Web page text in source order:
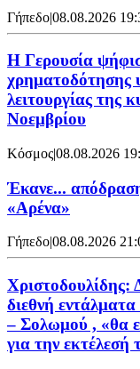
Γήπεδο|08.08.2026
Η Γερουσία
χρηματοδότησης
λειτουργίας της
Νοεμβρίου
Κόσμος|08.08.2026
Έκανε...
«Αρένα»
Γήπεδο|08.08.2026
Χριστοδουλίδης:
διεθνή εντάλματα
– Σολωμού , «θα
για την εκτέλεσή